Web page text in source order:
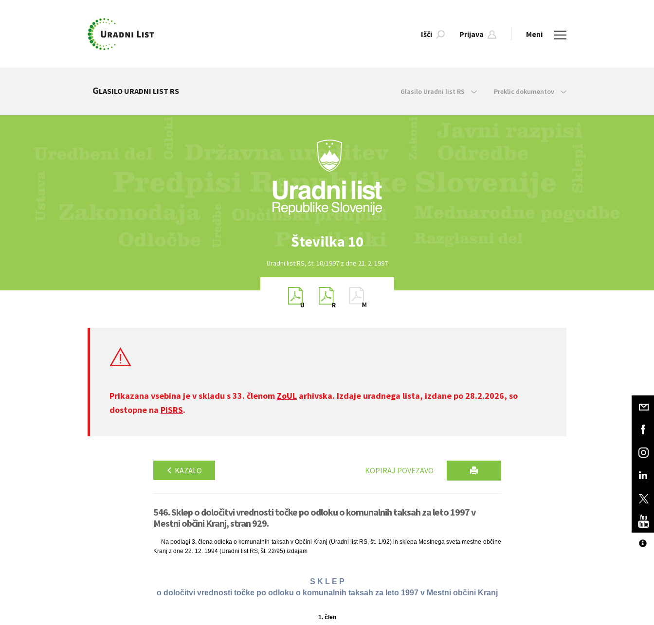
Išči Prijava Meni
GLASILO URADNI LIST RS Glasilo Uradni list RS Preklic dokumentov
Številka 10
Uradni list RS, št. 10/1997 z dne 21. 2. 1997
Prikazana vsebina je v skladu s 33. členom ZoUL arhivska. Izdaje uradnega lista, izdane po 28.2.2026, so
dostopne na PISRS.
KAZALO KOPIRAJ POVEZAVO
546. Sklep o določitvi vrednosti točke po odloku o komunalnih taksah za leto 1997 v
Mestni občini Kranj, stran 929.
Na podlagi 3. člena odloka o komunalnih taksah v Občini Kranj (Uradni list RS, št. 1/92) in sklepa Mestnega sveta mestne občine
Kranj z dne 22. 12. 1994 (Uradni list RS, št. 22/95) izdajam
S K L E P
o določitvi vrednosti točke po odloku o komunalnih taksah za leto 1997 v Mestni občini Kranj
1. člen